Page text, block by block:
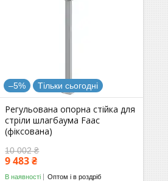
–5% Тільки сьогодні
Регульована опорна стійка для
стріли шлагбаума Faac
(фіксована)
10 002 ₴
9 483 ₴
В наявності Оптом і в роздріб